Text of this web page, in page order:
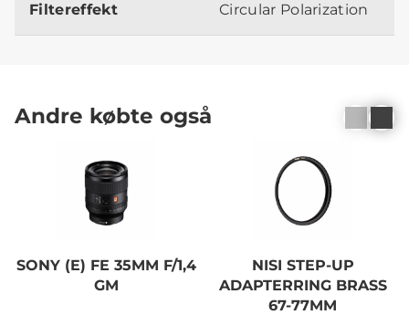
Filtereffekt Circular Polarization
Andre købte også
SONY (E) FE 35MM F/1,4
GM
NISI STEP-UP
ADAPTERRING BRASS
67-77MM